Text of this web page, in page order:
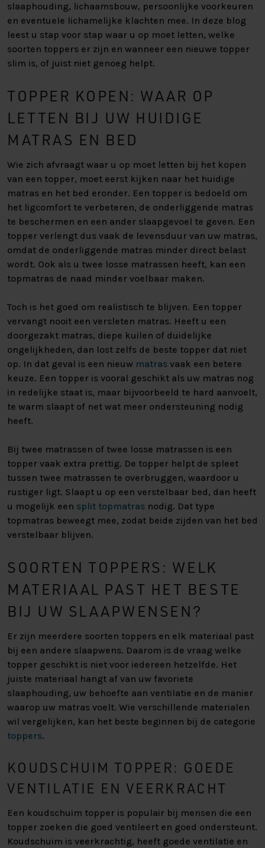
slaaphouding, lichaamsbouw, persoonlijke voorkeuren
en eventuele lichamelijke klachten mee. In deze blog
leest u stap voor stap waar u op moet letten, welke
soorten toppers er zijn en wanneer een nieuwe topper
slim is, of juist niet genoeg helpt.
TOPPER KOPEN: WAAR OP
LETTEN BIJ UW HUIDIGE
MATRAS EN BED
Wie zich afvraagt waar u op moet letten bij het kopen
van een topper, moet eerst kijken naar het huidige
matras en het bed eronder. Een topper is bedoeld om
het ligcomfort te verbeteren, de onderliggende matras
te beschermen en een ander slaapgevoel te geven. Een
topper verlengt dus vaak de levensduur van uw matras,
omdat de onderliggende matras minder direct belast
wordt. Ook als u twee losse matrassen heeft, kan een
topmatras de naad minder voelbaar maken.
Toch is het goed om realistisch te blijven. Een topper
vervangt nooit een versleten matras. Heeft u een
doorgezakt matras, diepe kuilen of duidelijke
ongelijkheden, dan lost zelfs de beste topper dat niet
op. In dat geval is een nieuw matras vaak een betere
keuze. Een topper is vooral geschikt als uw matras nog
in redelijke staat is, maar bijvoorbeeld te hard aanvoelt,
te warm slaapt of net wat meer ondersteuning nodig
heeft.
Bij twee matrassen of twee losse matrassen is een
topper vaak extra prettig. De topper helpt de spleet
tussen twee matrassen te overbruggen, waardoor u
rustiger ligt. Slaapt u op een verstelbaar bed, dan heeft
u mogelijk een split topmatras nodig. Dat type
topmatras beweegt mee, zodat beide zijden van het bed
verstelbaar blijven.
SOORTEN TOPPERS: WELK
MATERIAAL PAST HET BESTE
BIJ UW SLAAPWENSEN?
Er zijn meerdere soorten toppers en elk materiaal past
bij een andere slaapwens. Daarom is de vraag welke
topper geschikt is niet voor iedereen hetzelfde. Het
juiste materiaal hangt af van uw favoriete
slaaphouding, uw behoefte aan ventilatie en de manier
waarop uw matras voelt. Wie verschillende materialen
wil vergelijken, kan het beste beginnen bij de categorie
toppers.
KOUDSCHUIM TOPPER: GOEDE
VENTILATIE EN VEERKRACHT
Een koudschuim topper is populair bij mensen die een
topper zoeken die goed ventileert en goed ondersteunt.
Koudschuim is veerkrachtig, heeft goede ventilatie en